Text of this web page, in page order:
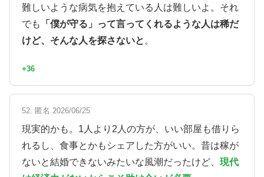
難しいような病気を抱えている人は難しいよ。それ
でも
「僕が守る」って言ってくれるような人は稀だ
けど、そんな人を探さないと 。
+36
52. 匿名 2026/06/25
現実的かも。1人より2人の方が、いい部屋も借りら
れるし、食事とかもシェアした方がいい。昔は稼が
ないと結婚できないみたいな風潮だったけど、 現代